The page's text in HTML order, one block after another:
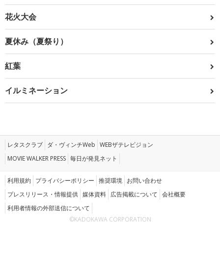
花火大会
夏休み（夏祭り）
紅葉
イルミネーション
レタスクラブ ダ・ヴィンチWeb WEBザテレビジョン
MOVIE WALKER PRESS 毎日が発見ネット
利用規約 プライバシーポリシー 推奨環境 お問い合わせ
プレスリリース・情報提供 媒体資料 広告掲載について 会社概要
利用者情報の外部送信について
©KADOKAWA CORPORATION